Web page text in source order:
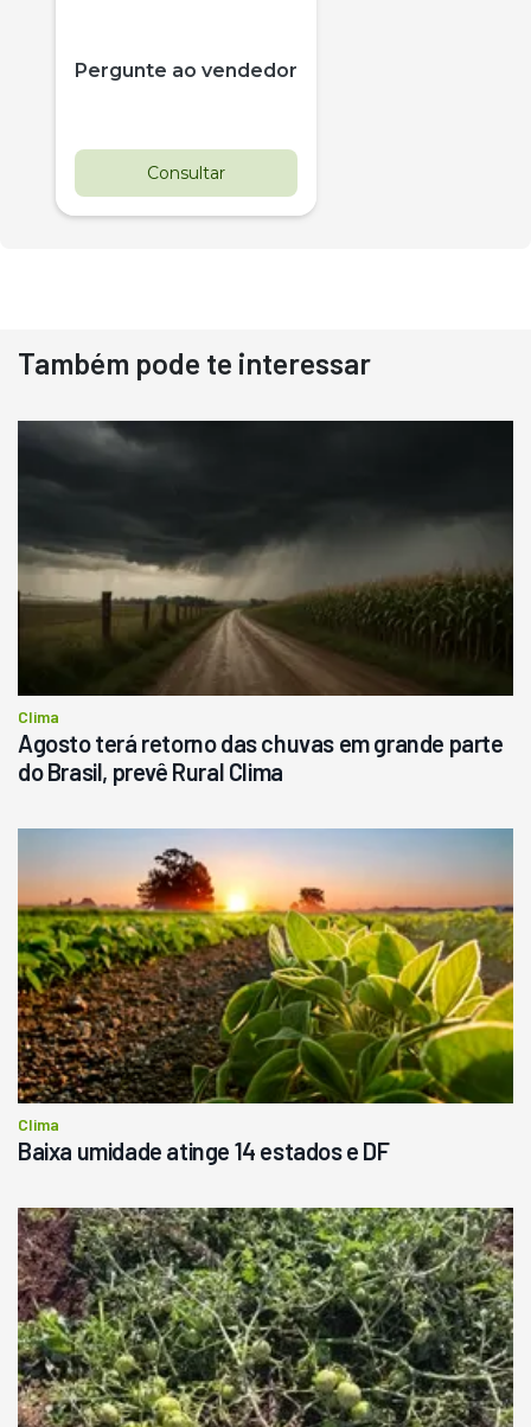
Pergunte ao vendedor
Consultar
Destaque
Usado
Pá Carregadeira Cat 966
R$ 145.000
Consultar
Também pode te interessar
Clima
Agosto terá retorno das chuvas em grande parte
do Brasil, prevê Rural Clima
Clima
Baixa umidade atinge 14 estados e DF